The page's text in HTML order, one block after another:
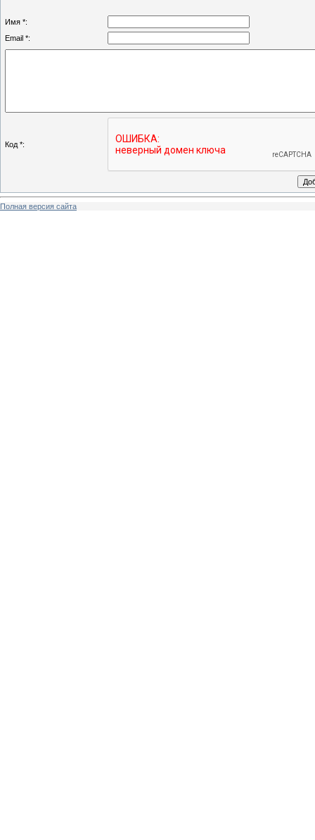
Имя *:
Email *:
Код *:
Полная версия сайта